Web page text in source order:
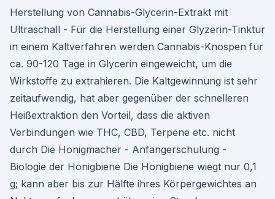
Herstellung von Cannabis-Glycerin-Extrakt mit
Ultraschall - Für die Herstellung einer Glyzerin-Tinktur
in einem Kaltverfahren werden Cannabis-Knospen für
ca. 90-120 Tage in Glycerin eingeweicht, um die
Wirkstoffe zu extrahieren. Die Kaltgewinnung ist sehr
zeitaufwendig, hat aber gegenüber der schnelleren
Heißextraktion den Vorteil, dass die aktiven
Verbindungen wie THC, CBD, Terpene etc. nicht
durch Die Honigmacher - Anfängerschulung -
Biologie der Honigbiene Die Honigbiene wiegt nur 0,1
g; kann aber bis zur Hälfte ihres Körpergewichtes an